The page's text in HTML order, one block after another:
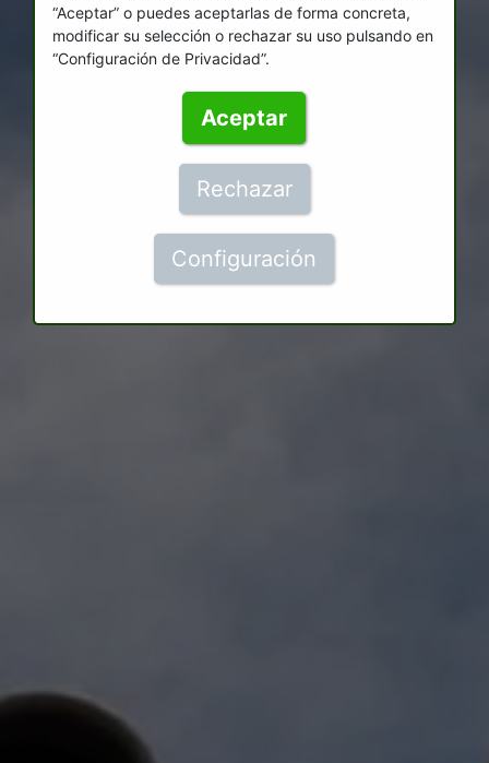
“Aceptar” o puedes aceptarlas de forma concreta,
modificar su selección o rechazar su uso pulsando en
“Configuración de Privacidad”.
Aceptar
Rechazar
Configuración